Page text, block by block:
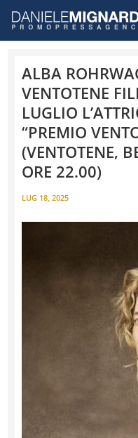
ALBA
VENTOTENE
LUGLIO
“PREMIO
(VENTOTENE,
ORE 22.00)
LUG 18, 2025